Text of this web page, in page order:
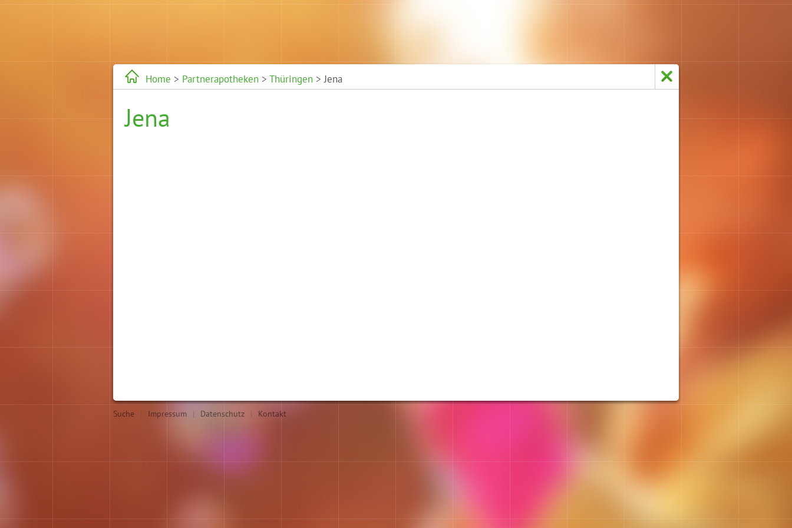
Home > Partnerapotheken > Thüringen > Jena
Jena
Suche | Impressum | Datenschutz | Kontakt